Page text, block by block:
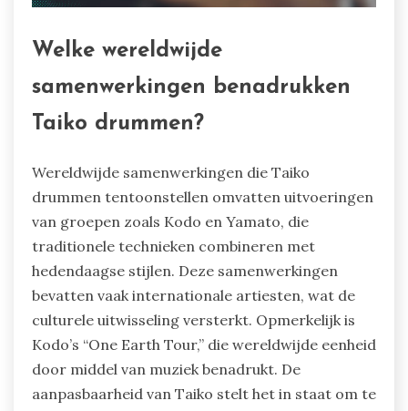
Welke wereldwijde
samenwerkingen benadrukken
Taiko drummen?
Wereldwijde samenwerkingen die Taiko
drummen tentoonstellen omvatten uitvoeringen
van groepen zoals Kodo en Yamato, die
traditionele technieken combineren met
hedendaagse stijlen. Deze samenwerkingen
bevatten vaak internationale artiesten, wat de
culturele uitwisseling versterkt. Opmerkelijk is
Kodo’s “One Earth Tour,” die wereldwijde eenheid
door middel van muziek benadrukt. De
aanpasbaarheid van Taiko stelt het in staat om te